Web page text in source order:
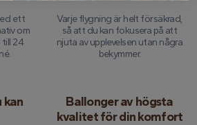
ett
om
till 24
Varje flygning är helt försäkrad,
så att du kan fokusera på att
njuta av upplevelsen utan några
bekymmer.
kan
Ballonger av högsta
kvalitet för din komfort